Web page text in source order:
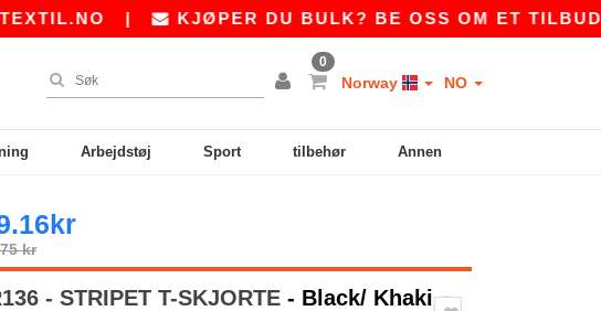
| KJØPER DU BULK? BE OSS OM ET TILBUD PÅ
0
Norway NO
Arbejdstøj Sport tilbehør Annen
kr
- STRIPET T-SKJORTE - Black/ Khaki